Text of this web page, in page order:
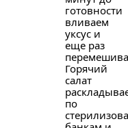
готовности
вливаем
уксус и
еще раз
Горячий
салат
по